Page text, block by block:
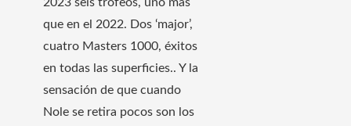
que en el 2022. Dos ‘major’,
cuatro Masters 1000, éxitos
en todas las superficies.. Y la
sensación de que cuando
Nole se retira pocos son los